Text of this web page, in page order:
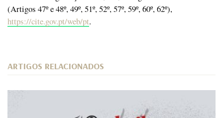
(Artigos 47º e 48º, 49º, 51º, 52º, 57º, 59º, 60º, 62º),
https://cite.gov.pt/web/pt.
ARTIGOS RELACIONADOS